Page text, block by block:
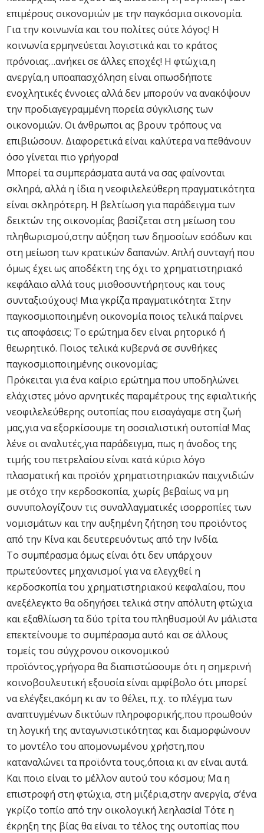
επιμέρους οικονομιών με την παγκόσμια οικονομία.
Για την κοινωνία και του πολίτες ούτε λόγος! Η
κοινωνία ερμηνεύεται λογιστικά και το κράτος
πρόνοιας…ανήκει σε άλλες εποχές! Η φτώχια,η
ανεργία,η υποαπασχόληση είναι οπωσδήποτε
ενοχλητικές έννοιες αλλά δεν μπορούν να ανακόψουν
την προδιαγεγραμμένη πορεία σύγκλισης των
οικονομιών. Οι άνθρωποι ας βρουν τρόπους να
επιβιώσουν. Διαφορετικά είναι καλύτερα να πεθάνουν
όσο γίνεται πιο γρήγορα!
Μπορεί τα συμπεράσματα αυτά να σας φαίνονται
σκληρά, αλλά η ίδια η νεοφιλελεύθερη πραγματικότητα
είναι σκληρότερη. Η βελτίωση για παράδειγμα των
δεικτών της οικονομίας βασίζεται στη μείωση του
πληθωρισμού,στην αύξηση των δημοσίων εσόδων και
στη μείωση των κρατικών δαπανών. Απλή συνταγή που
όμως έχει ως αποδέκτη της όχι το χρηματιστηριακό
κεφάλαιο αλλά τους μισθοσυντήρητους και τους
συνταξιούχους! Μια γκρίζα πραγματικότητα: Στην
παγκοσμιοποιημένη οικονομία ποιος τελικά παίρνει
τις αποφάσεις; Το ερώτημα δεν είναι ρητορικό ή
θεωρητικό. Ποιος τελικά κυβερνά σε συνθήκες
παγκοσμιοποιημένης οικονομίας;
Πρόκειται για ένα καίριο ερώτημα που υποδηλώνει
ελάχιστες μόνο αρνητικές παραμέτρους της εφιαλτικής
νεοφιλελεύθερης ουτοπίας που εισαγάγαμε στη ζωή
μας,για να εξορκίσουμε τη σοσιαλιστική ουτοπία! Μας
λένε οι αναλυτές,για παράδειγμα, πως η άνοδος της
τιμής του πετρελαίου είναι κατά κύριο λόγο
πλασματική και προϊόν χρηματιστηριακών παιχνιδιών
με στόχο την κερδοσκοπία, χωρίς βεβαίως να μη
συνυπολογίζουν τις συναλλαγματικές ισορροπίες των
νομισμάτων και την αυξημένη ζήτηση του προϊόντος
από την Κίνα και δευτερευόντως από την Ινδία.
Το συμπέρασμα όμως είναι ότι δεν υπάρχουν
πρωτεύοντες μηχανισμοί για να ελεγχθεί η
κερδοσκοπία του χρηματιστηριακού κεφαλαίου, που
ανεξέλεγκτο θα οδηγήσει τελικά στην απόλυτη φτώχια
και εξαθλίωση τα δύο τρίτα του πληθυσμού! Αν μάλιστα
επεκτείνουμε το συμπέρασμα αυτό και σε άλλους
τομείς του σύγχρονου οικονομικού
προϊόντος,γρήγορα θα διαπιστώσουμε ότι η σημερινή
κοινοβουλευτική εξουσία είναι αμφίβολο ότι μπορεί
να ελέγξει,ακόμη κι αν το θέλει, π.χ. το πλέγμα των
αναπτυγμένων δικτύων πληροφορικής,που προωθούν
τη λογική της ανταγωνιστικότητας και διαμορφώνουν
το μοντέλο του απομονωμένου χρήστη,που
καταναλώνει τα προϊόντα τους,όποια κι αν είναι αυτά.
Και ποιο είναι το μέλλον αυτού του κόσμου; Μα η
επιστροφή στη φτώχια, στη μιζέρια,στην ανεργία, σ’ένα
γκρίζο τοπίο από την οικολογική λεηλασία! Τότε η
έκρηξη της βίας θα είναι το τέλος της ουτοπίας που